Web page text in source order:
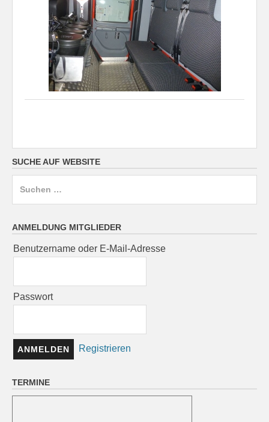
SUCHE AUF WEBSITE
ANMELDUNG MITGLIEDER
Benutzername oder E-Mail-Adresse
Passwort
Registrieren
TERMINE